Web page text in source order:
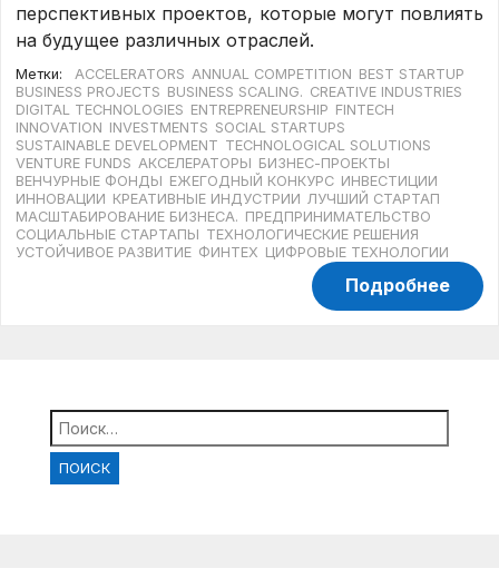
перспективных проектов, которые могут повлиять
на будущее различных отраслей.
Метки: ACCELERATORS ANNUAL COMPETITION BEST STARTUP
BUSINESS PROJECTS BUSINESS SCALING. CREATIVE INDUSTRIES
DIGITAL TECHNOLOGIES ENTREPRENEURSHIP FINTECH
INNOVATION INVESTMENTS SOCIAL STARTUPS
SUSTAINABLE DEVELOPMENT TECHNOLOGICAL SOLUTIONS
VENTURE FUNDS АКСЕЛЕРАТОРЫ БИЗНЕС-ПРОЕКТЫ
ВЕНЧУРНЫЕ ФОНДЫ ЕЖЕГОДНЫЙ КОНКУРС ИНВЕСТИЦИИ
ИННОВАЦИИ КРЕАТИВНЫЕ ИНДУСТРИИ ЛУЧШИЙ СТАРТАП
МАСШТАБИРОВАНИЕ БИЗНЕСА. ПРЕДПРИНИМАТЕЛЬСТВО
СОЦИАЛЬНЫЕ СТАРТАПЫ ТЕХНОЛОГИЧЕСКИЕ РЕШЕНИЯ
УСТОЙЧИВОЕ РАЗВИТИЕ ФИНТЕХ ЦИФРОВЫЕ ТЕХНОЛОГИИ
Подробнее
Найти: